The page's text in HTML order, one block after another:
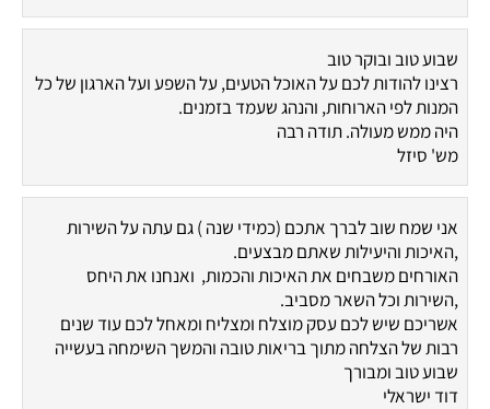
שבוע טוב ובוקר טוב
רצינו להודות לכם על האוכל הטעים, על השפע ועל הארגון של כל
המנות לפי הארוחות, והנהג שעמד בזמנים.
היה ממש מעולה. תודה רבה
מש' סיזל
אני שמח שוב לברך אתכם (כמידי שנה ) גם עתה על השירות
,האיכות והיעילות שאתם מבצעים.
האורחים משבחים את האיכות והכמות, ואנחנו את היחס
,השירות וכל השאר מסביב.
אשריכם שיש לכם עסק מוצלח ומצליח ומאחל לכם עוד שנים
רבות של הצלחה מתוך בריאות טובה והמשך השימחה בעשייה
שבוע טוב ומבורך
דוד ישראלי